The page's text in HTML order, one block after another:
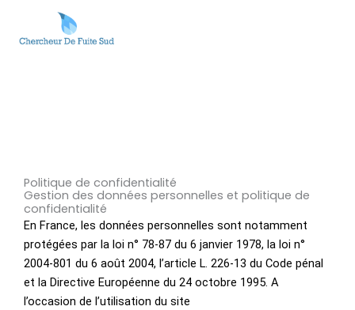
contenu
Politique de confidentialité
Gestion des données personnelles et politique de
confidentialité
En France, les données personnelles sont notamment
protégées par la loi n° 78-87 du 6 janvier 1978, la loi n°
2004-801 du 6 août 2004, l’article L. 226-13 du Code pénal
et la Directive Européenne du 24 octobre 1995. A
l’occasion de l’utilisation du site